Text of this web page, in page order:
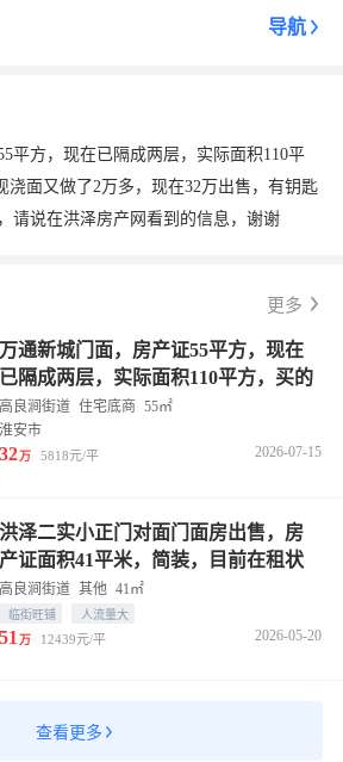
导航
平方，现在已隔成两层，实际面积110平
浇面又做了2万多，现在32万出售，有钥匙
请说在洪泽房产网看到的信息，谢谢
更多
万通新城门面，房产证55平方，现在
已隔成两层，实际面积110平方，买的
时候48.2万，现浇面又做了2万多，现
在32万出售，有钥匙随时看房吉
高良涧街道 住宅底商 55㎡
淮安市
32万 5818元/平 2026-07-15
洪泽二实小正门对面门面房出售，房
产证面积41平米，简装，目前在租状
态。生活便捷、价格优惠，适合带孩
子上学、做生意、居家养老。价格51
万元，看中可谈，看房方便。
高良涧街道 其他 41㎡
临街旺铺 人流量大
51 万 12439元/平 2026-05-20
查看更多
长按图片保存